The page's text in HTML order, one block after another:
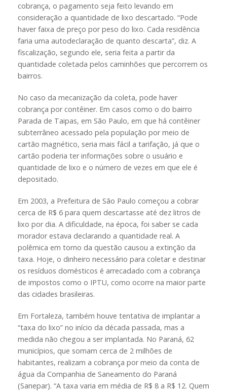
cobrança, o pagamento seja feito levando em
consideração a quantidade de lixo descartado. “Pode
haver faixa de preço por peso do lixo. Cada residência
faria uma autodeclaração de quanto descarta”, diz. A
fiscalização, segundo ele, seria feita a partir da
quantidade coletada pelos caminhões que percorrem os
bairros.
No caso da mecanização da coleta, pode haver
cobrança por contêiner. Em casos como o do bairro
Parada de Taipas, em São Paulo, em que há contêiner
subterrâneo acessado pela população por meio de
cartão magnético, seria mais fácil a tarifação, já que o
cartão poderia ter informações sobre o usuário e
quantidade de lixo e o número de vezes em que ele é
depositado.
Em 2003, a Prefeitura de São Paulo começou a cobrar
cerca de R$ 6 para quem descartasse até dez litros de
lixo por dia. A dificuldade, na época, foi saber se cada
morador estava declarando a quantidade real. A
polêmica em torno da questão causou a extinção da
taxa. Hoje, o dinheiro necessário para coletar e destinar
os resíduos domésticos é arrecadado com a cobrança
de impostos como o IPTU, como ocorre na maior parte
das cidades brasileiras.
Em Fortaleza, também houve tentativa de implantar a
“taxa do lixo” no início da década passada, mas a
medida não chegou a ser implantada. No Paraná, 62
municípios, que somam cerca de 2 milhões de
habitantes, realizam a cobrança por meio da conta de
água da Companhia de Saneamento do Paraná
(Sanepar). “A taxa varia em média de R$ 8 a R$ 12. Quem